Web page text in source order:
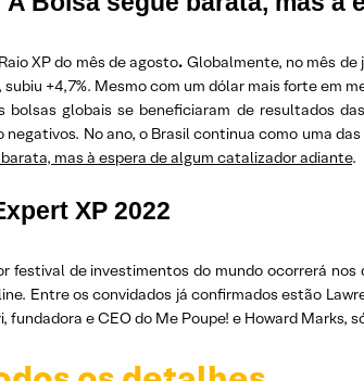
XP do mês de agosto. Globalmente, no mês
+4,7%. Mesmo com um dólar mais forte em
bolsas globais se beneficiaram de resultados
No ano, o Brasil continua como uma
mas à espera de algum catalizador adiante.
XP 2022
festival de investimentos do mundo ocorrerá
Entre os convidados já confirmados estão
fundadora e CEO do Me Poupe! e Howard